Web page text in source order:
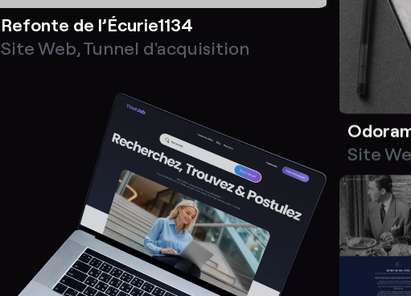
Refonte de l’Écurie1134
Site Web,Tunnel d'acquisition
Site